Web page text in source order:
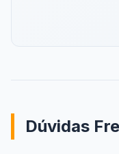
Dúvidas